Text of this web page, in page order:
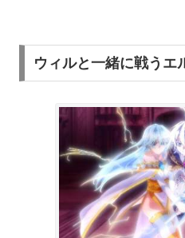
ウィルと一緒に戦うエ